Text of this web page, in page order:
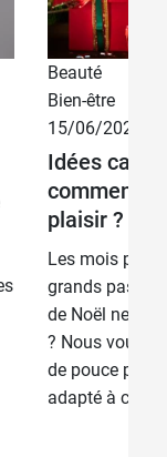
Beauté
Bien-être
15/06/2026
Idées
comment
plaisir ?
Les mois
grands pas…
de Noël ne
? Nous vous
de pouce pour
adapté à